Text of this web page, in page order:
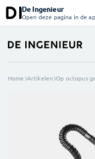
De Ingenieur
Open deze pagina in de
Home Artikelen Op octopus